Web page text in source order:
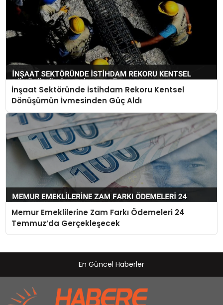
İnşaat Sektöründe İstihdam Rekoru Kentsel
Dönüşümün İvmesinden Güç Aldı
Memur Emeklilerine Zam Farkı Ödemeleri 24
Temmuz’da Gerçekleşecek
En Güncel Haberler